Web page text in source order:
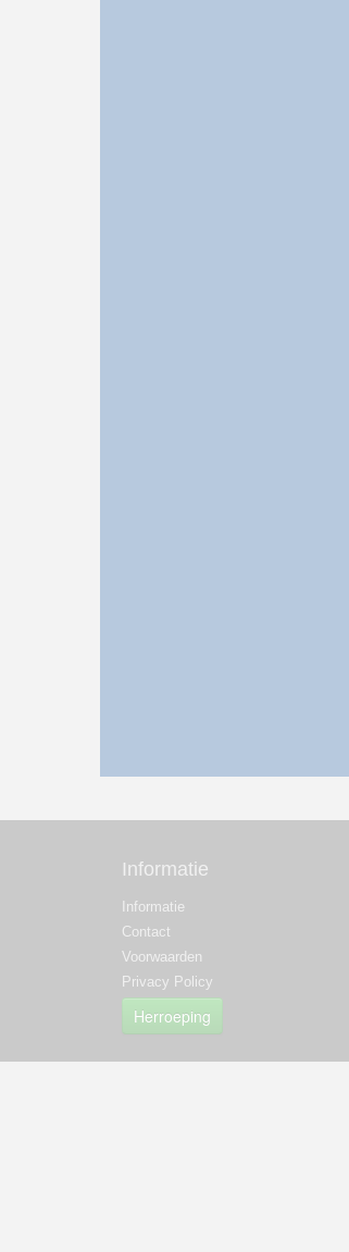
Informatie
Informatie
Contact
Voorwaarden
Privacy Policy
Herroeping